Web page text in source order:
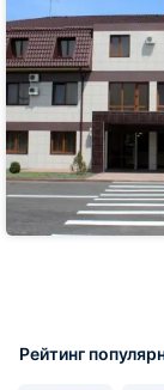
Рейтинг